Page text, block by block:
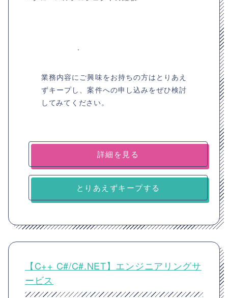
業務内容にご興味をお持ちの方はとりあえ
ずキープし、案件への申し込みをぜひ検討
してみてください。
詳細を見る
とりあえずキープする
【C++ C#/C#.NET】エンジニアリングサ
ービス